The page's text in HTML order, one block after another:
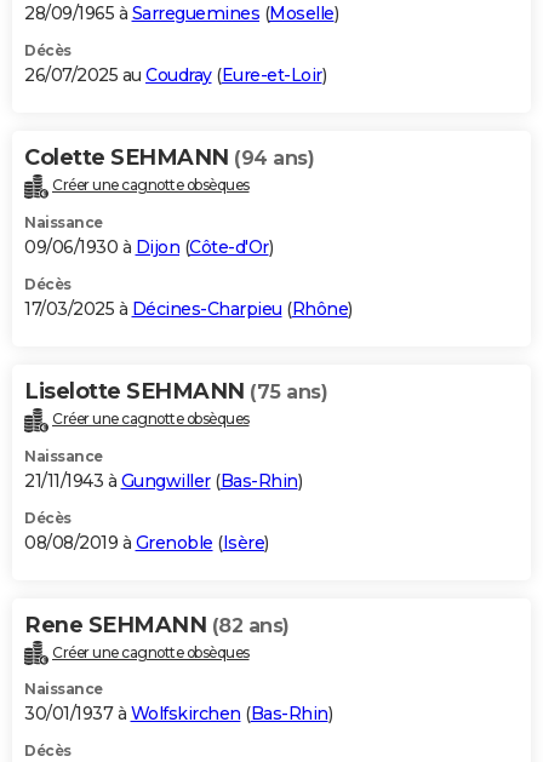
S'inscrire
Se connecter
Lycées
Collèges
Primaires
Universités
Entreprises
Service militaire
Avis de recherche
AVIS DE DÉCÈS
Bricolage
Lifestyle
Culture
Sport
Auto
Television
Voyage
Cinema
28/09/1965 à Sarreguemines (Moselle)
Décès
26/07/2025 au Coudray(Eure-et-Loir)
Colette SEHMANN (94 ans)
Créer une cagnotte obsèques
Naissance
09/06/1930 à Dijon (Côte-d'Or)
Décès
17/03/2025 à Décines-Charpieu (Rhône)
Liselotte SEHMANN (75 ans)
Créer une cagnotte obsèques
Naissance
21/11/1943 à Gungwiller(Bas-Rhin)
Décès
08/08/2019 à Grenoble (Isère)
Rene SEHMANN (82 ans)
Créer une cagnotte obsèques
Naissance
30/01/1937 à Wolfskirchen (Bas-Rhin)
Décès